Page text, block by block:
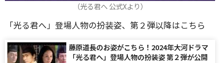
（光る君へ 公式Xより）
「光る君へ」登場人物の扮装姿、第２弾以降はこちら
藤原道長のお姿がこちら！2024年大河ドラマ
「光る君へ」登場人物の扮装姿 第２弾が公開